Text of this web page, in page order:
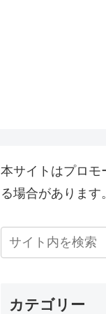
本サイトはプロモ
る場合があります。
カテゴリー